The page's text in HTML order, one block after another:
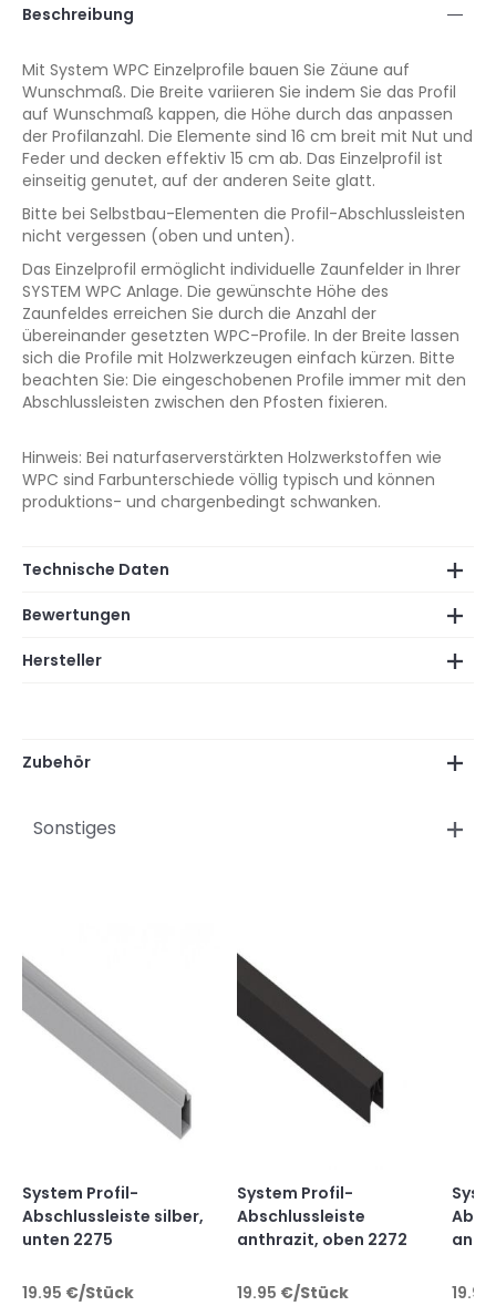
Beschreibung
Mit System WPC Einzelprofile bauen Sie Zäune auf
Wunschmaß. Die Breite variieren Sie indem Sie das Profil
auf Wunschmaß kappen, die Höhe durch das anpassen
der Profilanzahl. Die Elemente sind 16 cm breit mit Nut und
Feder und decken effektiv 15 cm ab. Das Einzelprofil ist
einseitig genutet, auf der anderen Seite glatt.
Bitte bei Selbstbau-Elementen die Profil-Abschlussleisten
nicht vergessen (oben und unten).
Das Einzelprofil ermöglicht individuelle Zaunfelder in Ihrer
SYSTEM WPC Anlage. Die gewünschte Höhe des
Zaunfeldes erreichen Sie durch die Anzahl der
übereinander gesetzten WPC-Profile. In der Breite lassen
sich die Profile mit Holzwerkzeugen einfach kürzen. Bitte
beachten Sie: Die eingeschobenen Profile immer mit den
Abschlussleisten zwischen den Pfosten fixieren.
Hinweis: Bei naturfaserverstärkten Holzwerkstoffen wie
WPC sind Farbunterschiede völlig typisch und können
produktions- und chargenbedingt schwanken.
Technische Daten
Bewertungen
Hersteller
Zubehör
Sonstiges
System Profil-
Abschlussleiste silber,
unten 2275
19.95 €/Stück
System Profil-
Abschlussleiste
anthrazit, oben 2272
19.95 €/Stück 19.95